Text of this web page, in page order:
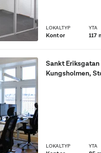
LOKALTYP
Kontor
YTA
117
Sankt Eriksgatan
Kungsholmen,
LOKALTYP YTA